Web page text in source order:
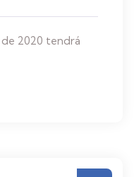
de 2020 tendrá